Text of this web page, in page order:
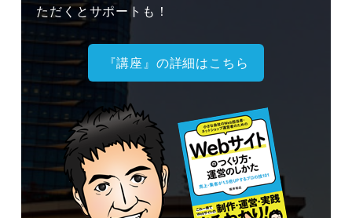
ただくとサポートも！
『講座』の詳細はこちら